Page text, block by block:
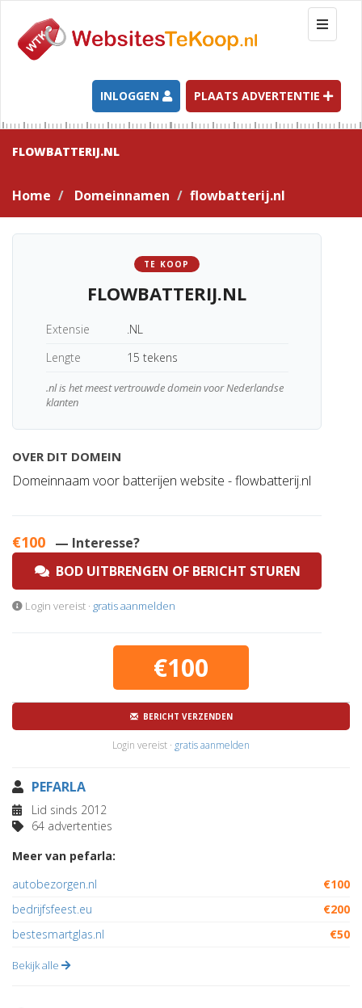
T
o
g
l
e
n
a
t
INLOGGEN PLAATS ADVERTENTIE
FLOWBATTERIJ.NL
Home Domeinnamen flowbatterij.nl
TE KOOP
FLOWBATTERIJ.NL
Extensie
.NL
Lengte
15 tekens
.nl is het meest vertrouwde domein voor Nederlandse
klanten
OVER DIT DOMEIN
Domeinnaam voor batterijen website - flowbatterij.nl
€100 — Interesse?
BOD UITBRENGEN OF BERICHT STUREN
Login vereist · gratis aanmelden
€100
BERICHT VERZENDEN
Login vereist · gratis aanmelden
PEFARLA
Lid sinds 2012
64 advertenties
Meer van pefarla:
autobezorgen.nl
€100
bedrijfsfeest.eu
€200
bestesmartglas.nl
€50
Bekijk alle